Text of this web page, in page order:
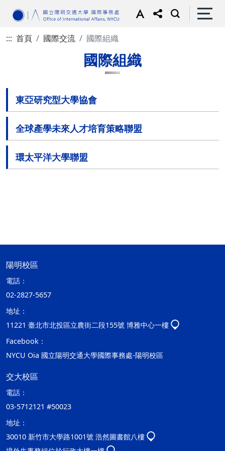
::: 首頁 國際交流 國際組織
國際組織
東亞研究型大學協會
全球產學未來人才培育策略聯盟
環太平洋大學聯盟
陽明校區
電話：
02-2827-5657
地址：
11221 臺北市北投區立農街二段155號 博雅中心一樓
Facebook：
NYCU Oia 國立陽明交通大學國際事務處-陽明校區
交大校區
電話：
03-5712121 #50023
地址：
30010 新竹市大學路1001號 浩然圖書館八樓